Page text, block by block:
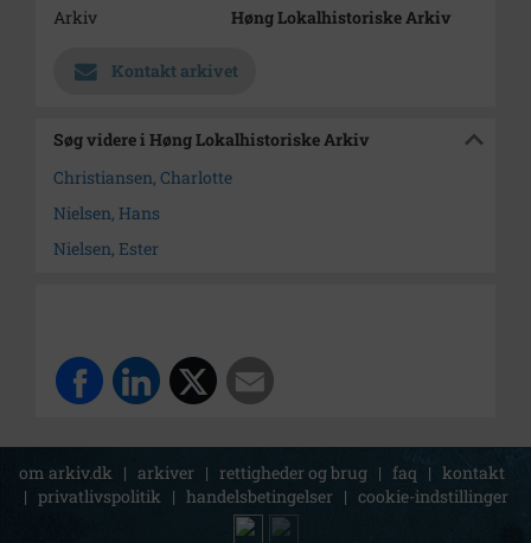
Arkiv
Høng Lokalhistoriske Arkiv
Kontakt arkivet
Søg videre i Høng Lokalhistoriske Arkiv
Christiansen, Charlotte
Nielsen, Hans
Nielsen, Ester
om arkiv.dk | arkiver | rettigheder og brug | faq | kontakt
| privatlivspolitik | handelsbetingelser | cookie-indstillinger